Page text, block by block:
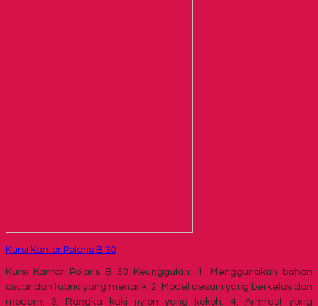
Kursi Kantor Polaris B 30
Kursi Kantor Polaris B 30 Keunggulan: 1. Menggunakan bahan
oscar dan fabric yang menarik. 2. Model desain yang berkelas dan
modern. 3. Rangka kaki nylon yang kokoh. 4. Armrest yang